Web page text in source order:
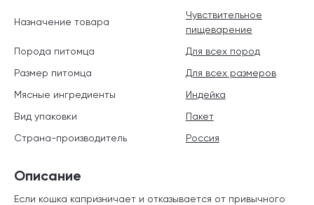
Описание
Если кошка капризничает и отказывается от привычного
Назначение товара
Чувствительное
пищеварение
Порода питомца
Для всех пород
Размер питомца
Для всех размеров
Мясные ингредиенты
Индейка
Вид упаковки
Пакет
Страна-производитель
Россия